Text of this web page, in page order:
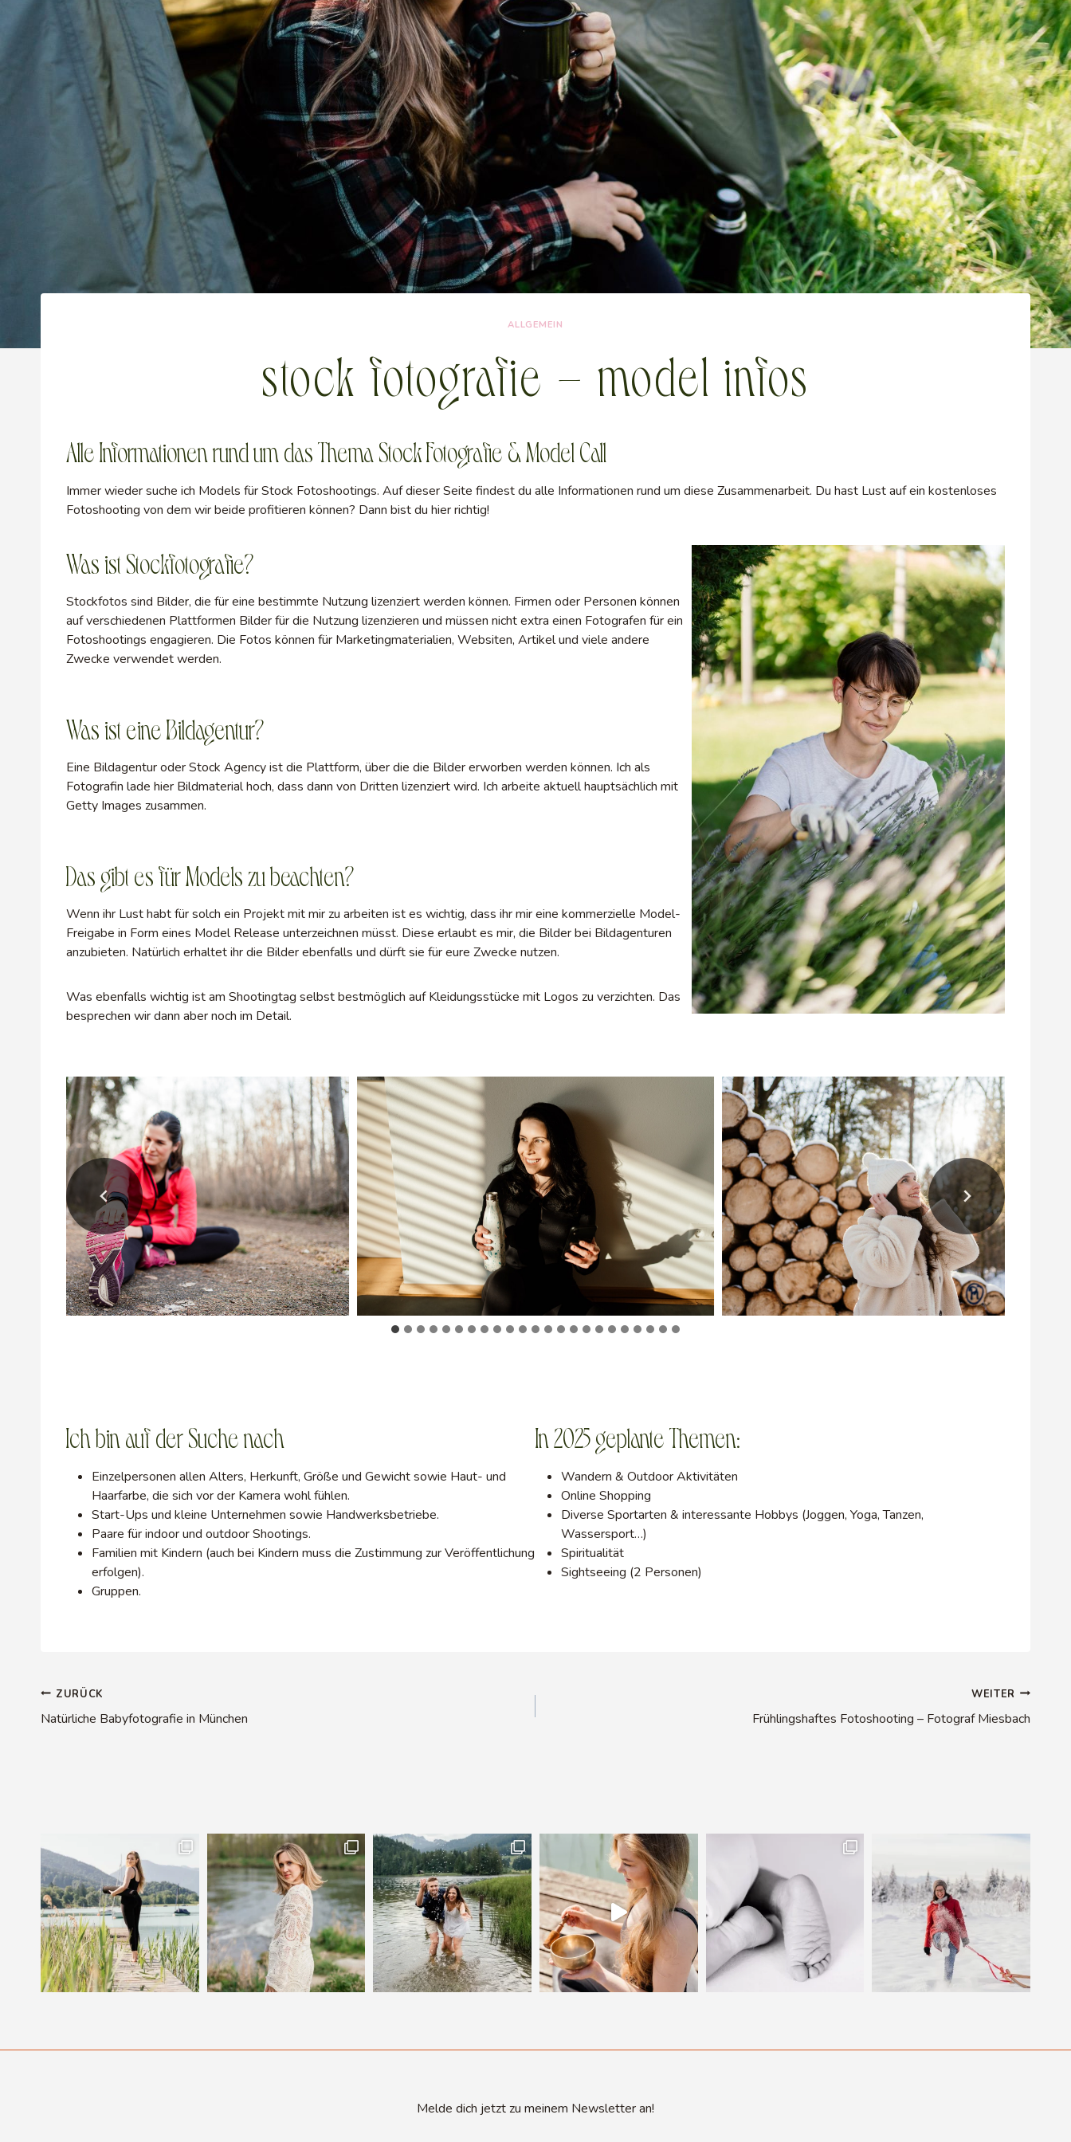
ALLGEMEIN
stock fotografie – model infos
Alle Informationen rund um das Thema Stock Fotografie & Model Call
Immer wieder suche ich Models für Stock Fotoshootings. Auf dieser Seite findest du alle Informationen rund um diese Zusammenarbeit. Du hast Lust auf ein kostenloses
Fotoshooting von dem wir beide profitieren können? Dann bist du hier richtig!
Was ist Stockfotografie?
Stockfotos sind Bilder, die für eine bestimmte Nutzung lizenziert werden können. Firmen oder Personen können
auf verschiedenen Plattformen Bilder für die Nutzung lizenzieren und müssen nicht extra einen Fotografen für ein
Fotoshootings engagieren. Die Fotos können für Marketingmaterialien, Websiten, Artikel und viele andere
Zwecke verwendet werden.
Was ist eine Bildagentur?
Eine Bildagentur oder Stock Agency ist die Plattform, über die die Bilder erworben werden können. Ich als
Fotografin lade hier Bildmaterial hoch, dass dann von Dritten lizenziert wird. Ich arbeite aktuell hauptsächlich mit
Getty Images zusammen.
Das gibt es für Models zu beachten?
Wenn ihr Lust habt für solch ein Projekt mit mir zu arbeiten ist es wichtig, dass ihr mir eine kommerzielle Model-
Freigabe in Form eines Model Release unterzeichnen müsst. Diese erlaubt es mir, die Bilder bei Bildagenturen
anzubieten. Natürlich erhaltet ihr die Bilder ebenfalls und dürft sie für eure Zwecke nutzen.
Was ebenfalls wichtig ist am Shootingtag selbst bestmöglich auf Kleidungsstücke mit Logos zu verzichten. Das
besprechen wir dann aber noch im Detail.
Ich bin auf der Suche nach
Einzelpersonen allen Alters, Herkunft, Größe und Gewicht sowie Haut- und
Haarfarbe, die sich vor der Kamera wohl fühlen.
Start-Ups und kleine Unternehmen sowie Handwerksbetriebe.
Paare für indoor und outdoor Shootings.
Familien mit Kindern (auch bei Kindern muss die Zustimmung zur Veröffentlichung
erfolgen).
Gruppen.
In 2025 geplante Themen:
Wandern & Outdoor Aktivitäten
Online Shopping
Diverse Sportarten & interessante Hobbys (Joggen, Yoga, Tanzen,
Wassersport…)
Spiritualität
Sightseeing (2 Personen)
Beitragsnavigation
ZURÜCK
Natürliche Babyfotografie in München
WEITER
Frühlingshaftes Fotoshooting – Fotograf Miesbach
Melde dich jetzt zu meinem Newsletter an!